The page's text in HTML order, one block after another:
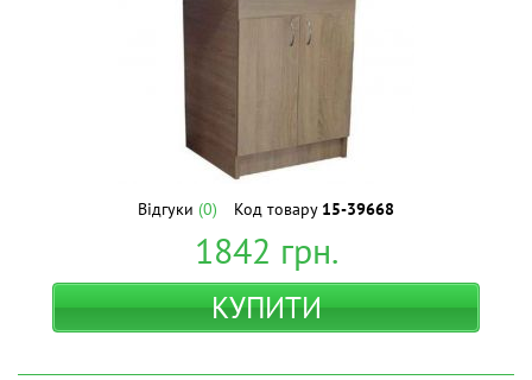
Відгуки (0) Код товару 15-39668
1842 грн.
КУПИТИ